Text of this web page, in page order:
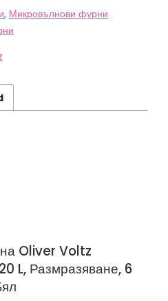
, Микровълнови фурни
Oliver Voltz
L, Размразяване, 6